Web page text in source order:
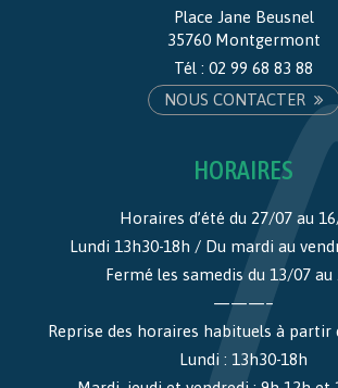
Place Jane Beusnel
35760 Montgermont
Tél : 02 99 68 83 88
NOUS CONTACTER
HORAIRES
Horaires d’été du 27/07 au
Lundi 13h30-18h / Du mardi au
Fermé les samedis du 13/07 au
———–
Reprise des horaires habituels à partir
Lundi : 13h30-18h